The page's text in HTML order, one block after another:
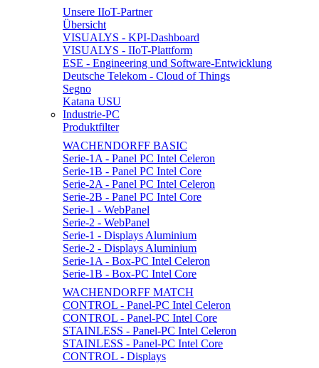
Unsere IIoT-Partner
Übersicht
VISUALYS - KPI-Dashboard
VISUALYS - IIoT-Plattform
ESE - Engineering und Software-Entwicklung
Deutsche Telekom - Cloud of Things
Segno
Katana USU
Industrie-PC
Produktfilter
WACHENDORFF BASIC
Serie-1A - Panel PC Intel Celeron
Serie-1B - Panel PC Intel Core
Serie-2A - Panel PC Intel Celeron
Serie-2B - Panel PC Intel Core
Serie-1 - WebPanel
Serie-2 - WebPanel
Serie-1 - Displays Aluminium
Serie-2 - Displays Aluminium
Serie-1A - Box-PC Intel Celeron
Serie-1B - Box-PC Intel Core
WACHENDORFF MATCH
CONTROL - Panel-PC Intel Celeron
CONTROL - Panel-PC Intel Core
STAINLESS - Panel-PC Intel Celeron
STAINLESS - Panel-PC Intel Core
CONTROL - Displays